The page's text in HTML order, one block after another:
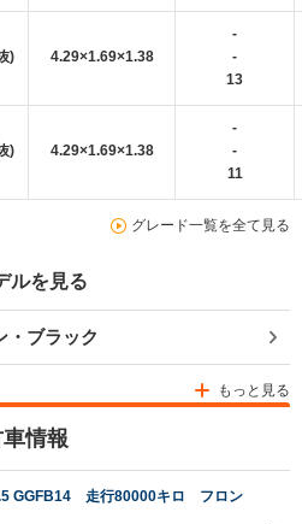
) 4.29×1.69×1.38
-
-
13
) 4.29×1.69×1.38
-
-
11
グレード一覧を全て見る
ルを見る
・ブラック
もっと見る
情報
GGFB14 走行80000キロ フロン